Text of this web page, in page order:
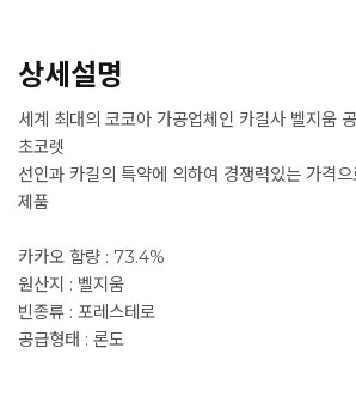
상세설명
세계 최대의 코코아 가공업체인 카길사 벨지움
초코렛
선인과 카길의 특약에 의하여 경쟁력있는 가격
제품
카카오 함량 : 73.4%
원산지 : 벨지움
빈종류 : 포레스테로
공급형태 : 론도